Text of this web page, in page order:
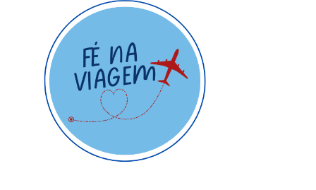
vida
a
jornada
do
primeiro
tradutor
Bíblia